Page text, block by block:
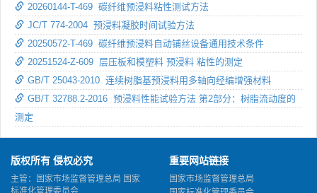
20260144-T-469 碳纤维预浸料粘性测试方法
JC/T 774-2004 预浸料凝胶时间试验方法
20250572-T-469 碳纤维预浸料自动铺丝设备通用技术条件
20251524-Z-609 层压板和模塑料 预浸料 粘性的测定
GB/T 25043-2010 连续树脂基预浸料用多轴向经编增强材料
GB/T 32788.2-2016 预浸料性能试验方法 第2部分：树脂流动度的
测定
版权所有 侵权必究
主管：国家市场监督管理总局 国家
标准化管理委员会
重要网站链接
国家市场监督管理总局